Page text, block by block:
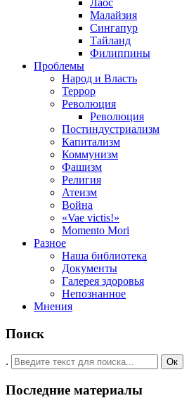
Малайзия
Сингапур
Тайланд
Филиппины
Проблемы
Народ и Власть
Террор
Революция
Революция
Постиндустриализм
Капитализм
Коммунизм
Фашизм
Религия
Атеизм
Война
«Vae victis!»
Momento Mori
Разное
Наша библиотека
Документы
Галерея здоровья
Непознанное
Мнения
Поиск
. Ок
Последние материалы